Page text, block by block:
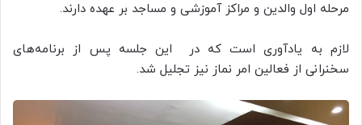
مرحله اول والدین و مراکز آموزشی و مساجد بر عهده دارند.
لازم به یادآوری است که در این جلسه پس از برنامه‌های
سخنرانی از فعالین امر نماز نیز تجلیل شد.